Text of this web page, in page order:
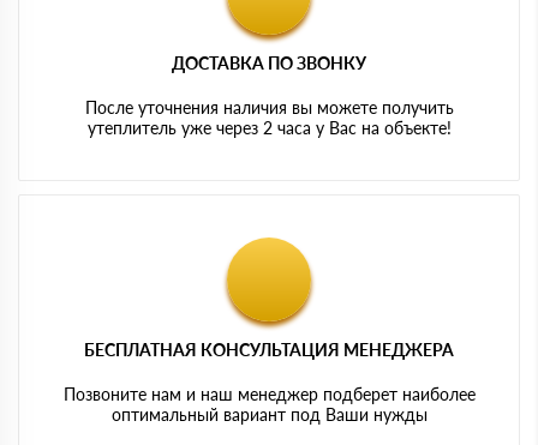
ДОСТАВКА ПО ЗВОНКУ
После уточнения наличия вы можете получить
утеплитель уже через 2 часа у Вас на объекте!
БЕСПЛАТНАЯ КОНСУЛЬТАЦИЯ МЕНЕДЖЕРА
Позвоните нам и наш менеджер подберет наиболее
оптимальный вариант под Ваши нужды